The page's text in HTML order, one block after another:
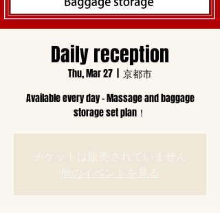
Daily reception
Thu, Mar 27
京都市
Available every day - Massage and baggage
storage set plan！
チケットは販売されていません
他のイベントを見る